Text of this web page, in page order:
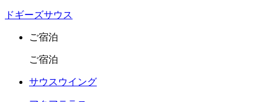
ドギーズサウス
ご宿泊
ご宿泊
サウスウイング